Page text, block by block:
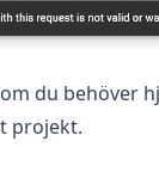
om du behöver
projekt.